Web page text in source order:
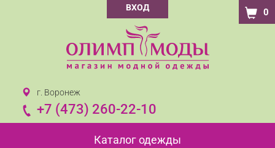
ВХОД 0
г. Воронеж
+7 (473) 260-22-10
Каталог одежды